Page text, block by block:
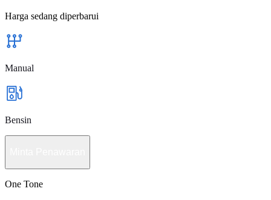
Harga sedang diperbarui
Manual
Bensin
One Tone